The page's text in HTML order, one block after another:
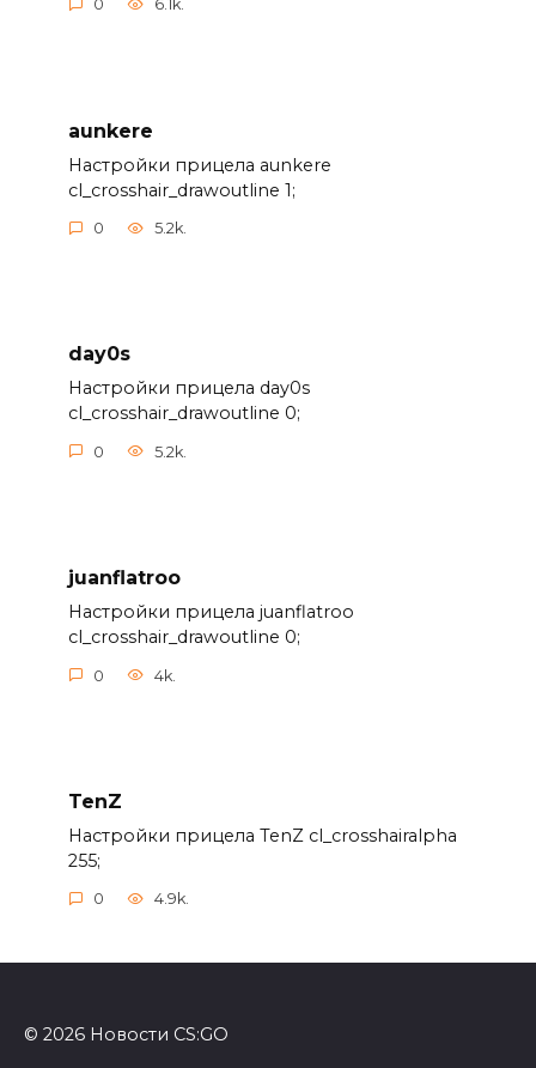
0 6.1k.
aunkere
Настройки прицела aunkere
cl_crosshair_drawoutline 1;
0 5.2k.
day0s
Настройки прицела day0s
cl_crosshair_drawoutline 0;
0 5.2k.
juanflatroo
Настройки прицела juanflatroo
cl_crosshair_drawoutline 0;
0 4k.
TenZ
Настройки прицела TenZ cl_crosshairalpha
255;
0 4.9k.
© 2026 Новости CS:GO